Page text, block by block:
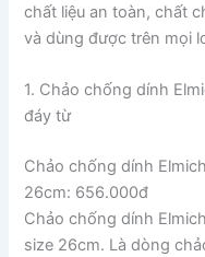
chất liệu an toàn, chất
và dùng được trên mọi
1. Chảo chống dính
đáy từ
Chảo chống dính
26cm: 656.000đ
Chảo chống dính
size 26cm. Là dòng